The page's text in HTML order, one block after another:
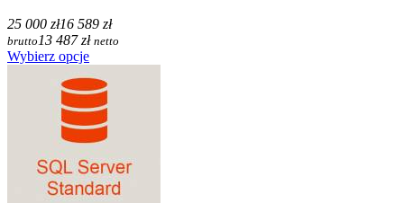
25 000 zł16 589 zł
brutto 13 487 zł netto
Wybierz opcje